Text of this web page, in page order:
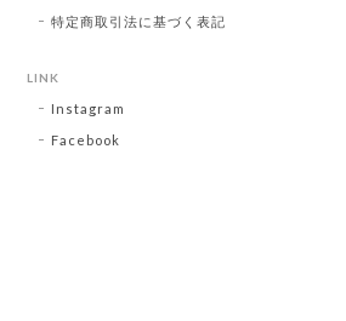
特定商取引法に基づく表記
LINK
Instagram
Facebook